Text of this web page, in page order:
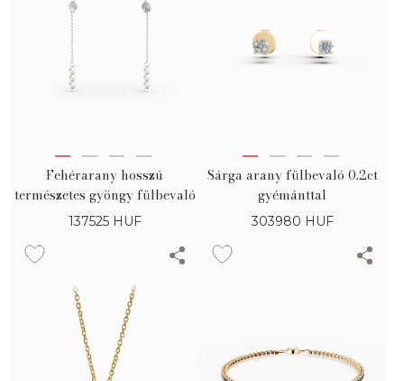
Fehérarany hosszú
természetes gyöngy fülbevaló
137525 HUF
Sárga arany fülbevaló 0.2ct
gyémánttal
303980 HUF